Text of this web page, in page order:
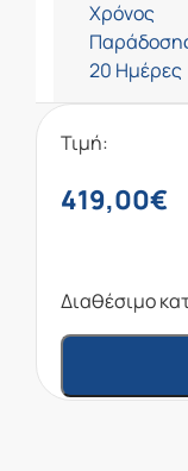
Χρόνος
20 Ημέρες
Τιμή:
419,00€
Διαθέσιμο